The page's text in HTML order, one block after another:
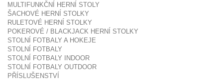
MULTIFUNKČNÍ HERNÍ STOLY
ŠACHOVÉ HERNÍ STOLKY
RULETOVÉ HERNÍ STOLKY
POKEROVÉ / BLACKJACK HERNÍ STOLKY
STOLNÍ FOTBALY A HOKEJE
STOLNÍ FOTBALY
STOLNÍ FOTBALY INDOOR
STOLNÍ FOTBALY OUTDOOR
PŘÍSLUŠENSTVÍ